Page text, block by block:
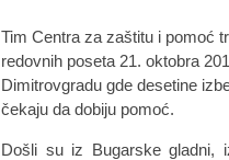
Tim Centra za zaštitu i pomoć
redovnih poseta 21. oktobra
Dimitrovgradu gde desetine
čekaju da dobiju pomoć.
Došli su iz Bugarske gladni,